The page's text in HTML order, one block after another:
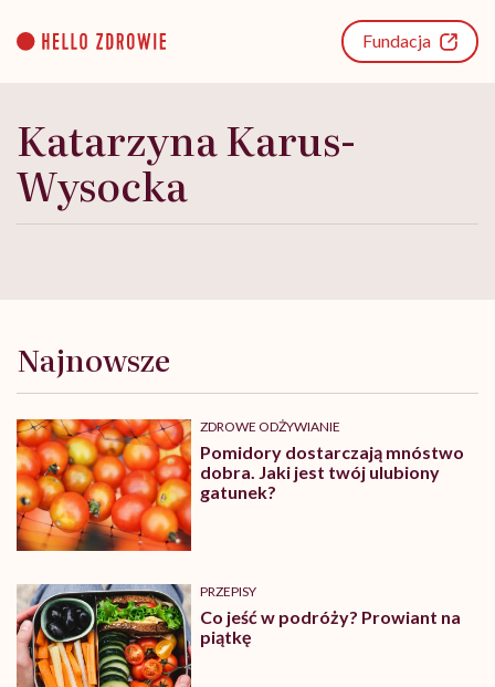
content
Fundacja
Katarzyna Karus-
Wysocka
Najnowsze
ZDROWE ODŻYWIANIE
Pomidory dostarczają mnóstwo
dobra. Jaki jest twój ulubiony
gatunek?
PRZEPISY
Co jeść w podróży? Prowiant na
piątkę